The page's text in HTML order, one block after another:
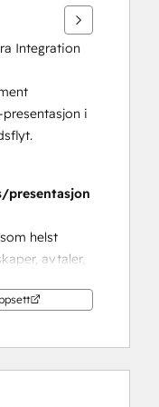
Integration
i
presentasjon
helst
avtaler,
egenskaper
fra
post